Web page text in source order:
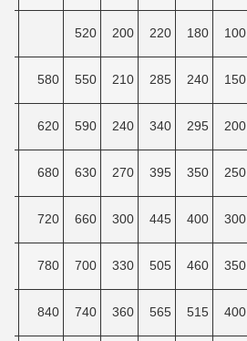
100
180
220
200
520
150
240
285
210
550
580
200
295
340
240
590
620
250
350
395
270
630
680
300
400
445
300
660
720
350
460
505
330
700
780
400
515
565
360
740
840